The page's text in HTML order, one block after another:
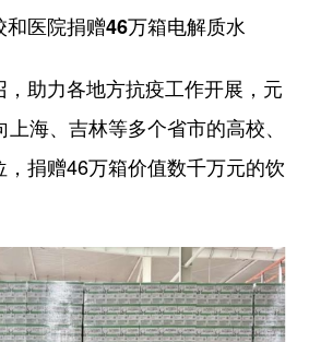
医院捐赠46万箱电解质水
，助力各地方抗疫工作开展，元
海、吉林等多个省市的高校、
捐赠46万箱价值数千万元的饮